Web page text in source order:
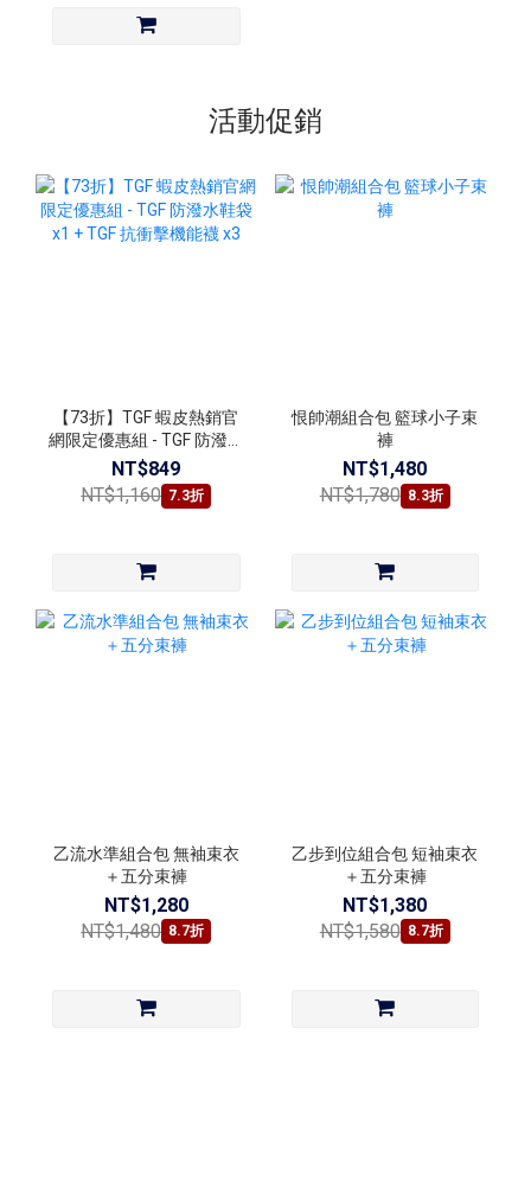
活動促銷
【73折】TGF 蝦皮熱銷官
網限定優惠組 - TGF 防潑水
鞋袋 x1 + TGF 抗衝擊機能
襪 x3
NT$849
NT$1,160 7.3折
恨帥潮組合包 籃球小子束
褲
NT$1,480
NT$1,780 8.3折
乙流水準組合包 無袖束衣
＋五分束褲
NT$1,280
NT$1,480 8.7折
乙步到位組合包 短袖束衣
＋五分束褲
NT$1,380
NT$1,580 8.7折